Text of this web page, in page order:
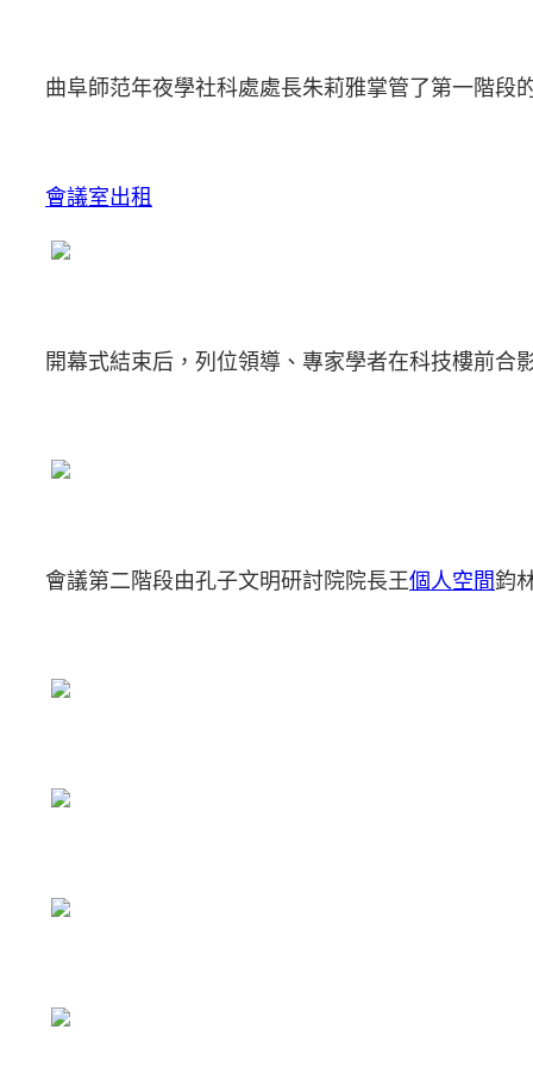
曲阜師范年夜學社科處處長朱莉雅掌管了第一階段
會議室出租
開幕式結束后，列位領導、專家學者在科技樓前合
會議第二階段由孔子文明研討院院長王個人空間鈞